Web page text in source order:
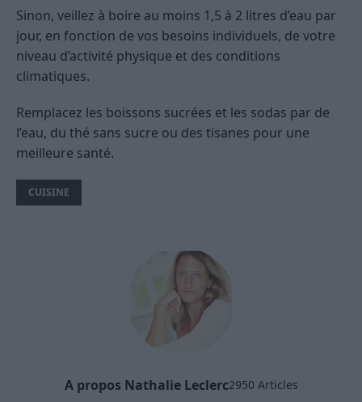
Sinon, veillez à boire au moins 1,5 à 2 litres d’eau par
jour, en fonction de vos besoins individuels, de votre
niveau d’activité physique et des conditions
climatiques.
Remplacez les boissons sucrées et les sodas par de
l’eau, du thé sans sucre ou des tisanes pour une
meilleure santé.
CUISINE
A propos Nathalie Leclerc2950 Articles